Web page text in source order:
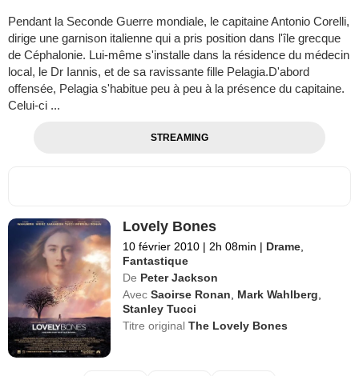
Pendant la Seconde Guerre mondiale, le capitaine Antonio Corelli,
dirige une garnison italienne qui a pris position dans l'île grecque
de Céphalonie. Lui-même s'installe dans la résidence du médecin
local, le Dr Iannis, et de sa ravissante fille Pelagia.D'abord
offensée, Pelagia s'habitue peu à peu à la présence du capitaine.
Celui-ci ...
STREAMING
Lovely Bones
10 février 2010 | 2h 08min | Drame,
Fantastique
De Peter Jackson
Avec Saoirse Ronan, Mark Wahlberg,
Stanley Tucci
Titre originalThe Lovely Bones